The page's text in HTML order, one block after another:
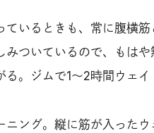
ているときも、常に腹横
みついているので、もは
。ジムで1〜2時間ウェイ
ニング。縦に筋が入った